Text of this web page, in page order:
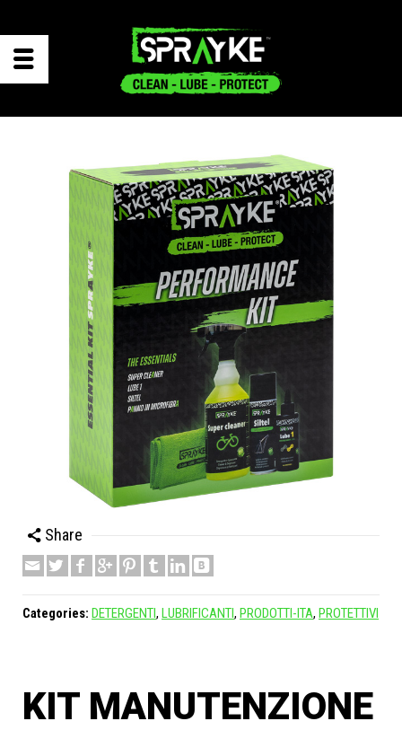
Share
Categories: DETERGENTI, LUBRIFICANTI, PRODOTTI-ITA, PROTETTIVI
KIT MANUTENZIONE